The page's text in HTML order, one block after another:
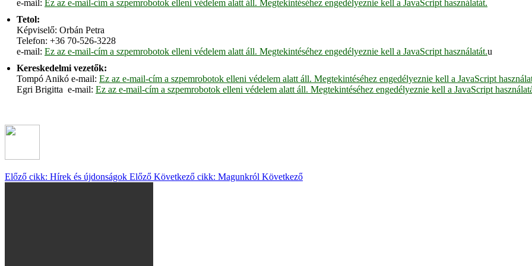
e-mail: Ez az e-mail-cím a szpemrobotok elleni védelem alatt áll. Megtekintéséhez engedélyeznie kell a JavaScript használatát.
Tetol:
Képviselő: Orbán Petra
Telefon: +36 70-526-3228
e-mail: Ez az e-mail-cím a szpemrobotok elleni védelem alatt áll. Megtekintéséhez engedélyeznie kell a JavaScript használatát.u
Kereskedelmi vezetők:
Tompó Anikó e-mail: Ez az e-mail-cím a szpemrobotok elleni védelem alatt áll. Megtekintéséhez engedélyeznie kell a JavaScript
Egri Brigitta e-mail: Ez az e-mail-cím a szpemrobotok elleni védelem alatt áll. Megtekintéséhez engedélyeznie kell a JavaScript
Előző cikk: Hírek és újdonságok Előző Következő cikk: Magunkról Következő